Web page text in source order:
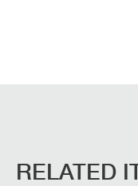
RELATED